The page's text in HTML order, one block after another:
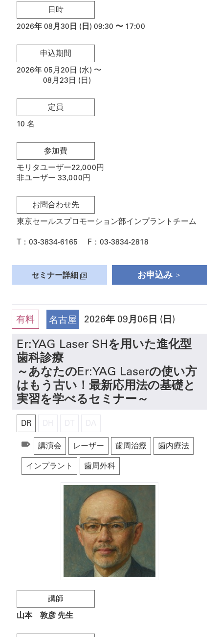
日時
2026年 08月30日 (日) 09:30 〜 17:00
申込期間
2026年 05月20日 (水) 〜
08月23日 (日)
定員
10 名
参加費
モリタユーザー22,000円
非ユーザー 33,000円
お問合わせ先
東京セールスプロモーション部インプラントチーム
T： 03-3834-6165 F： 03-3834-2818
セミナー詳細 お申込み
有料 名古屋 2026年 09月06日 (日)
Er:YAG Laser SHを用いた進化型
歯科診療
～あなたのEr:YAG Laserの使い方
はもう古い！最新応用法の基礎と
実習を学べるセミナー～
DR
講演会 レーザー 歯周治療 歯内療法
インプラント 歯周外科
講師
山本 敦彦 先生